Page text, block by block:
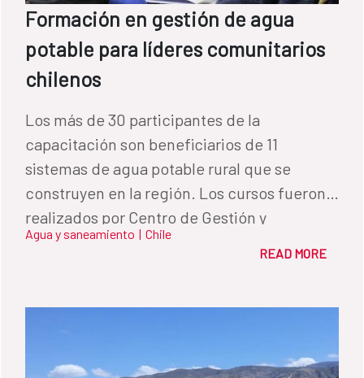
Formación en gestión de agua
potable para líderes comunitarios
chilenos
Los más de 30 participantes de la
capacitación son beneficiarios de 11
sistemas de agua potable rural que se
construyen en la región. Los cursos fueron
realizados por Centro de Gestión y
Tecnología del Agua (CEGET co) de la UFRO.
Agua y saneamiento | Chile
READ MORE